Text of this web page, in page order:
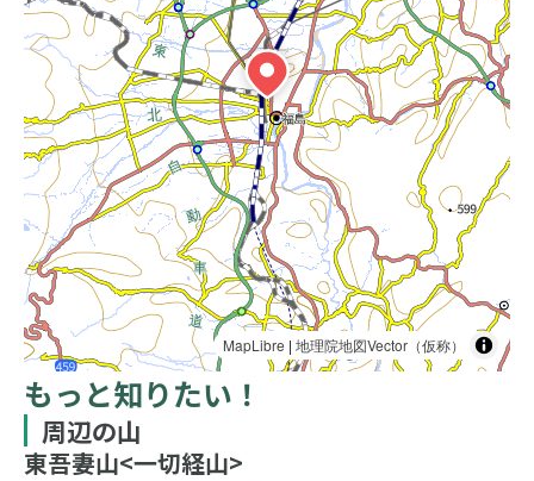
MapLibre |地理院地図Vector（仮称）
もっと知りたい！
周辺の山
東吾妻山<一切経山>